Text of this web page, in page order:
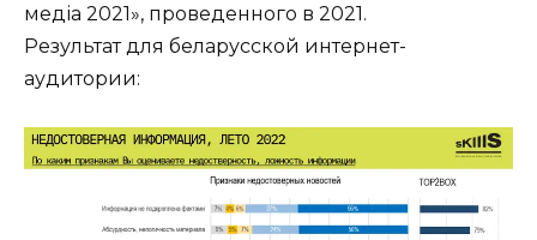
медіа 2021», проведенного в 2021.
Результат для беларусской интернет-
аудитории: